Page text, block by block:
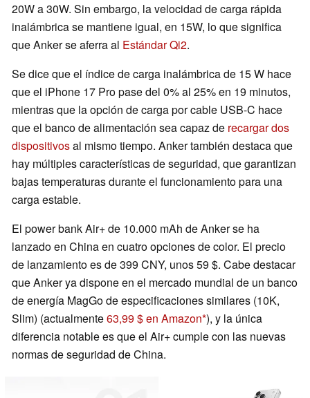
20W a 30W. Sin embargo, la velocidad de carga rápida
inalámbrica se mantiene igual, en 15W, lo que significa
que Anker se aferra al Estándar Qi2.
Se dice que el índice de carga inalámbrica de 15 W hace
que el iPhone 17 Pro pase del 0% al 25% en 19 minutos,
mientras que la opción de carga por cable USB-C hace
que el banco de alimentación sea capaz de recargar dos
dispositivosal mismo tiempo. Anker también destaca que
hay múltiples características de seguridad, que garantizan
bajas temperaturas durante el funcionamiento para una
carga estable.
El power bank Air+ de 10.000 mAh de Anker se ha
lanzado en China en cuatro opciones de color. El precio
de lanzamiento es de 399 CNY, unos 59 $. Cabe destacar
que Anker ya dispone en el mercado mundial de un banco
de energía MagGo de especificaciones similares (10K,
Slim) (actualmente63,99 $ en Amazon ), y la única
diferencia notable es que el Air+ cumple con las nuevas
normas de seguridad de China.